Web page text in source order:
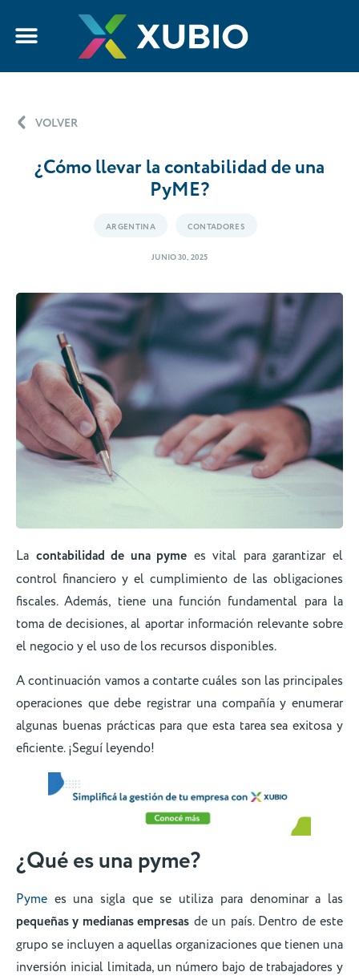
VOLVER
¿Cómo llevar la contabilidad de una
PyME?
ARGENTINA CONTADORES
JUNIO 30, 2025
La contabilidad de una pyme es vital para garantizar el
control financiero y el cumplimiento de las obligaciones
fiscales. Además, tiene una función fundamental para la
toma de decisiones, al aportar información relevante sobre
el negocio y el uso de los recursos disponibles.
A continuación vamos a contarte cuáles son las principales
operaciones que debe registrar una compañía y enumerar
algunas buenas prácticas para que esta tarea sea exitosa y
eficiente. ¡Seguí leyendo!
¿Qué es una pyme?
Pyme es una sigla que se utiliza para denominar a las
pequeñas y medianas empresas de un país. Dentro de este
grupo se incluyen a aquellas organizaciones que tienen una
inversión inicial limitada, un número bajo de trabajadores y